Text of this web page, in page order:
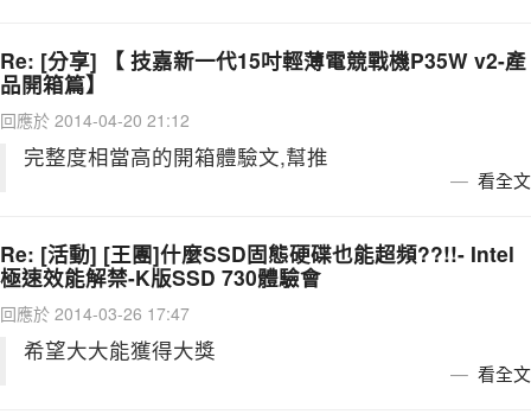
Re: [分享] 【 技嘉新一代15吋輕薄電競戰機P35W v2-產
品開箱篇】
回應於 2014-04-20 21:12
完整度相當高的開箱體驗文,幫推
看全文
Re: [活動] [王團]什麼SSD固態硬碟也能超頻??!!- Intel
極速效能解禁-K版SSD 730體驗會
回應於 2014-03-26 17:47
希望大大能獲得大獎
看全文